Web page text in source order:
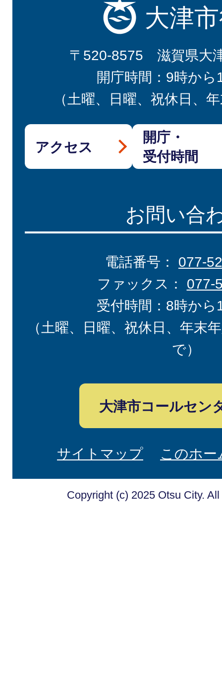
大津
〒520-8575 滋賀県大
開庁時間：9時から
（土曜、日曜、祝休日、
アクセス
開庁・
受付時間
お問い合
電話番号： 077-
ファックス： 077-
受付時間：8時から
（土曜、日曜、祝休日、年末
で）
大津市コールセン
サイトマップ このホ
Copyright (c) 2025 Otsu City.